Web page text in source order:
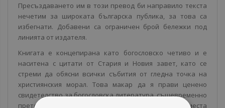
Пресъздаването им в този превод би направило текста
нечетим за широката българска публика, за това са
избегнати. Добавени са ограничен брой бележки под
линията от издателя.
Книгата е концепирана като богословско четиво и е
наситена с цитати от Стария и Новия завет, като се
стреми да обясни всички събития от гледна точка на
християнския морал. Това макар да я прави ценено
свидетелство за богословска литература, същевременно
претоварва ненужно от днешна гледна точка, на места